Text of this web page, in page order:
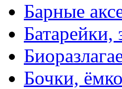
Барные
Батарейки,
Бочки,